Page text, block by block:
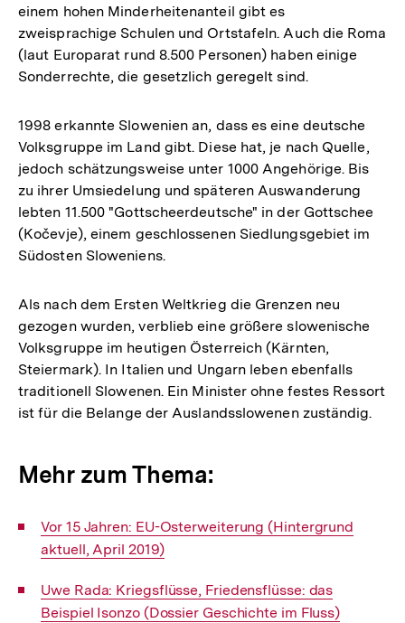
einem hohen Minderheitenanteil gibt es
zweisprachige Schulen und Ortstafeln. Auch die Roma
(laut Europarat rund 8.500 Personen) haben einige
Sonderrechte, die gesetzlich geregelt sind.
1998 erkannte Slowenien an, dass es eine deutsche
Volksgruppe im Land gibt. Diese hat, je nach Quelle,
jedoch schätzungsweise unter 1000 Angehörige. Bis
zu ihrer Umsiedelung und späteren Auswanderung
lebten 11.500 "Gottscheerdeutsche" in der Gottschee
(Kočevje), einem geschlossenen Siedlungsgebiet im
Südosten Sloweniens.
Als nach dem Ersten Weltkrieg die Grenzen neu
gezogen wurden, verblieb eine größere slowenische
Volksgruppe im heutigen Österreich (Kärnten,
Steiermark). In Italien und Ungarn leben ebenfalls
traditionell Slowenen. Ein Minister ohne festes Ressort
ist für die Belange der Auslandsslowenen zuständig.
Mehr zum Thema:
Interner
Link:
Vor 15 Jahren: EU-Osterweiterung (Hintergrund
aktuell, April 2019)
Interner
Link:
Uwe Rada: Kriegsflüsse, Friedensflüsse: das
Beispiel Isonzo (Dossier Geschichte im Fluss)